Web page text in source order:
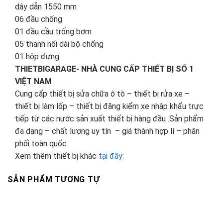
dây dẫn 1550 mm
06 đầu chống
01 đầu cầu trống bơm
05 thanh nối dài bộ chống
01 hộp đựng
THIETBIGARAGE- NHÀ CUNG CẤP THIẾT BỊ SỐ 1
VIỆT NAM
Cung cấp thiết bị sửa chữa ô tô – thiết bị rửa xe –
thiết bị làm lốp – thiết bị đăng kiểm xe nhập khẩu trực
tiếp từ các nước sản xuất thiết bị hàng đầu .Sản phẩm
đa dạng – chất lượng uy tín – giá thành hợp lí – phân
phối toàn quốc.
Xem thêm thiết bị khác tại đây:
SẢN PHẨM TƯƠNG TỰ